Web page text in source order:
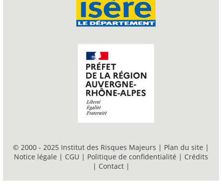
© 2000 - 2025 Institut des Risques Majeurs | Plan du site |
Notice légale | CGU | Politique de confidentialité | Crédits
| Contact |